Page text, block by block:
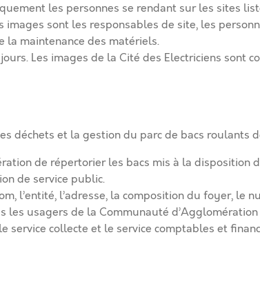
les personnes se rendant sur les sites
images sont les responsables de site, les
la maintenance des matériels.
Les images de la Cité des Electriciens sont
déchets et la gestion du parc de bacs roulants
de répertorier les bacs mis à la
de service public.
l’entité, l’adresse, la composition du foyer,
les usagers de la Communauté
service collecte et le service comptables et